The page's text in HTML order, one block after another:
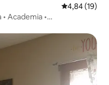
4,84 de uma
4,84 (19)
Academia •